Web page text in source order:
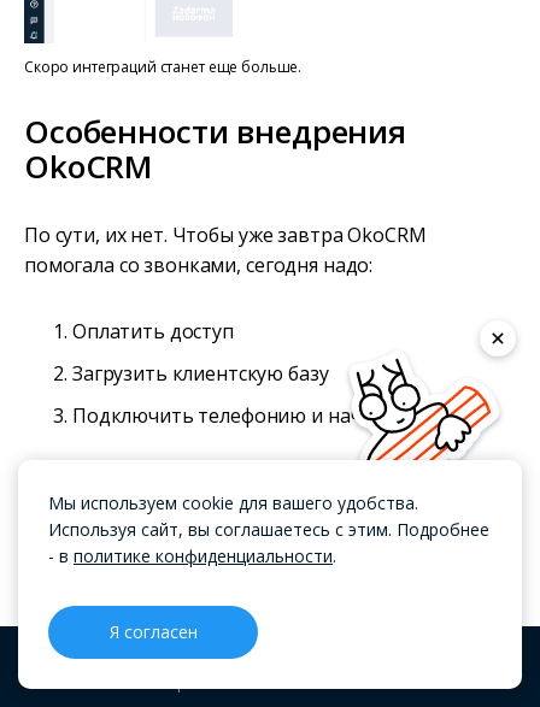
Скоро интеграций станет еще больше.
Особенности внедрения
OkoCRM
По сути, их нет. Чтобы уже завтра OkoCRM
помогала со звонками, сегодня надо:
Оплатить доступ
Загрузить клиентскую базу
Подключить телефонию и начать работу
CRM уже готова к работе. Своими силами сможете
подключить к ней мессенджеры, соцсети и другие
сервисы. Настройки проще некуда, но если где-то
возникают сложности, пишите в саппорт —
отвечаем быстро и по делу. А если нет времени на
настройки, заполните форму ниже: придём и
поможем.
Мы используем cookie для вашего удобства.
Используя сайт, вы соглашаетесь с этим. Подробнее
- в политике конфиденциальности.
Я согласен